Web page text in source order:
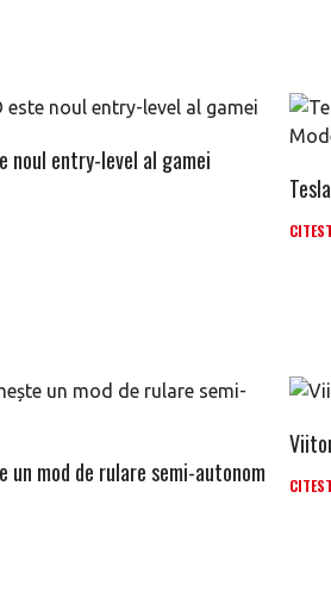
noul entry-level al gamei
un mod de rulare semi-autonom